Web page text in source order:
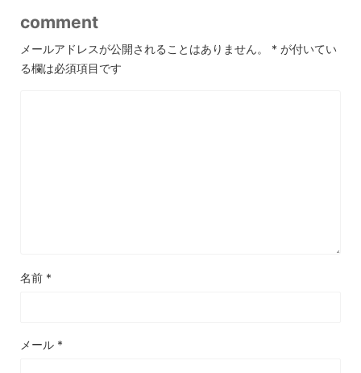
comment
メールアドレスが公開されることはありません。 * が付いてい
る欄は必須項目です
名前 *
メール *